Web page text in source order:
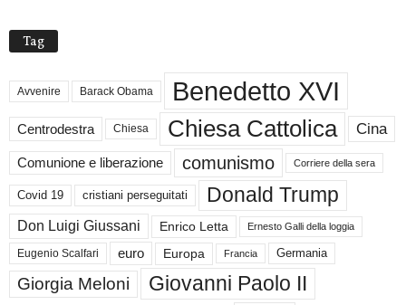
Tag
Avvenire Barack Obama Benedetto XVI
Centrodestra Chiesa Chiesa Cattolica Cina
Comunione e liberazione comunismo Corriere della sera
Covid 19 cristiani perseguitati Donald Trump
Don Luigi Giussani Enrico Letta Ernesto Galli della loggia
Eugenio Scalfari euro Europa Francia Germania
Giorgia Meloni Giovanni Paolo II